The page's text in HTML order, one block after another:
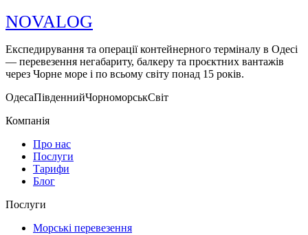
NOVALOG
Експедирування та операції контейнерного терміналу в Одесі
— перевезення негабариту, балкеру та проєктних вантажів
через Чорне море і по всьому світу понад 15 років.
ОдесаПівденнийЧорноморськСвіт
Компанія
Про нас
Послуги
Тарифи
Блог
Послуги
Морські перевезення